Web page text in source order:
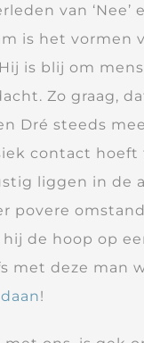
van ‘Nee’
is het vormen
is blij om
Zo graag,
Dré steeds
contact
liggen in de
povere
de hoop op
met deze man
!